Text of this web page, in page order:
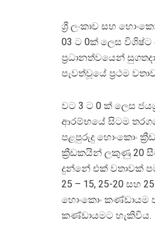
ශ්‍රී ලංකාව සහ
03 ට 0ක් ලෙස විශිෂ්ට
ප්‍රධානත්වයෙන්
පැවත්වූයේ ප්‍රථම
වට 3 ට 0 ක් ලෙස
ආරම්භයේ සිටම
පළපුරුදු හොංකොං
ක්‍රීඩකයින් ලකුණු 20
දුන්නේ එක් වතාවක්
25 – 15, 25-20 සහ
හොංකොං කණ්ඩායම
කණ්ඩායමට හැකිවිය.